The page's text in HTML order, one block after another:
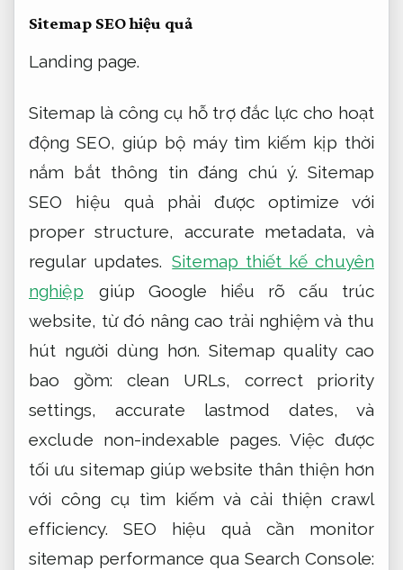
Sitemap SEO hiệu quả
Landing page.
Sitemap là công cụ hỗ trợ đắc lực cho hoạt
động SEO, giúp bộ máy tìm kiếm kịp thời
nắm bắt thông tin đáng chú ý. Sitemap
SEO hiệu quả phải được optimize với
proper structure, accurate metadata, và
regular updates. Sitemap thiết kế chuyên
nghiệp
giúp Google hiểu rõ cấu trúc
website, từ đó nâng cao trải nghiệm và thu
hút người dùng hơn. Sitemap quality cao
bao gồm: clean URLs, correct priority
settings, accurate lastmod dates, và
exclude non-indexable pages. Việc được
tối ưu sitemap giúp website thân thiện hơn
với công cụ tìm kiếm và cải thiện crawl
efficiency. SEO hiệu quả cần monitor
sitemap performance qua Search Console: